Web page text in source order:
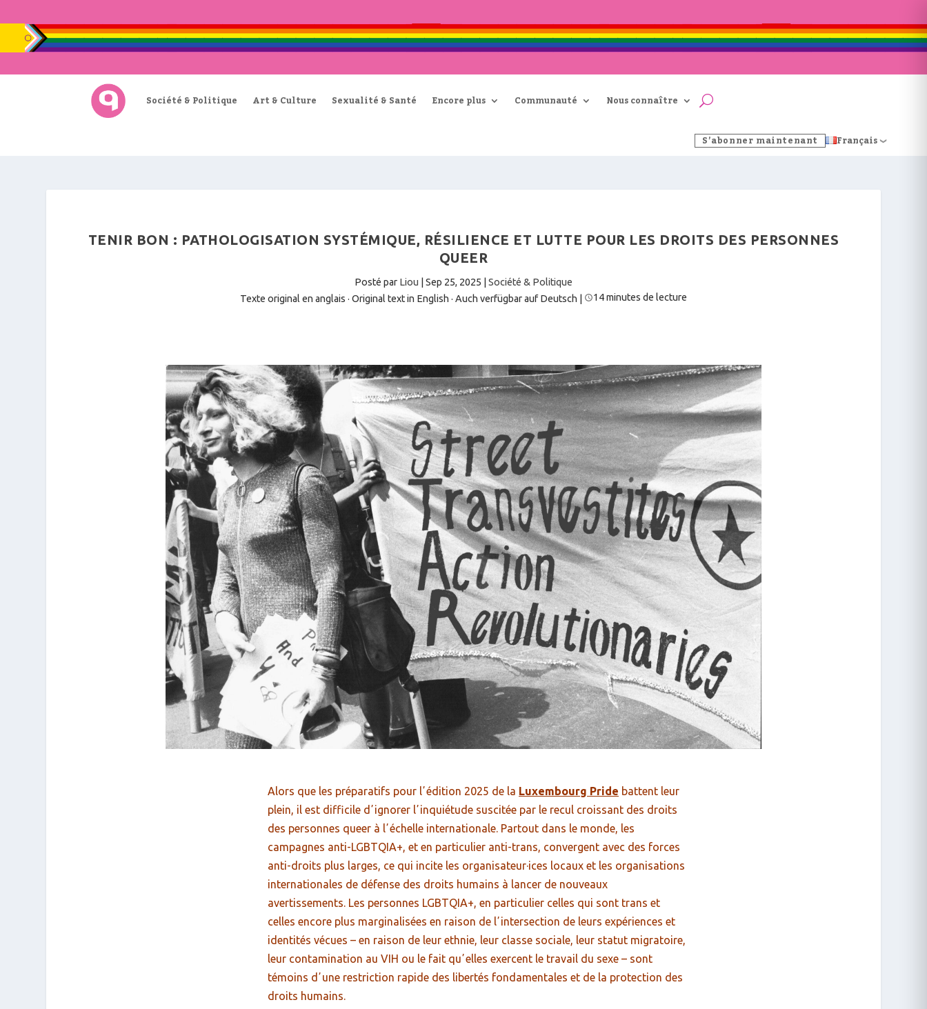
Société & Politique Art & Culture Sexualité & Santé Encore plus Communauté Nous connaître
S’abonner maintenant Français
TENIR BON : PATHOLOGISATION SYSTÉMIQUE, RÉSILIENCE ET LUTTE POUR LES DROITS DES PERSONNES
QUEER
Posté par Liou | Sep 25, 2025 | Société & Politique
Texte original en anglais · Original text in English · Auch verfügbar auf Deutsch | 14 minutes de lecture
Alors que les préparatifs pour lʼédition 2025 de la Luxembourg Pride battent leur
plein, il est difficile dʼignorer lʼinquiétude suscitée par le recul croissant des droits
des personnes queer à lʼéchelle internationale. Partout dans le monde, les
campagnes anti-LGBTQIA+, et en particulier anti-trans, convergent avec des forces
anti-droits plus larges, ce qui incite les organisateur·ices locaux et les organisations
internationales de défense des droits humains à lancer de nouveaux
avertissements. Les personnes LGBTQIA+, en particulier celles qui sont trans et
celles encore plus marginalisées en raison de lʼintersection de leurs expériences et
identités vécues – en raison de leur ethnie, leur classe sociale, leur statut migratoire,
leur contamination au VIH ou le fait quʼelles exercent le travail du sexe – sont
témoins dʼune restriction rapide des libertés fondamentales et de la protection des
droits humains.